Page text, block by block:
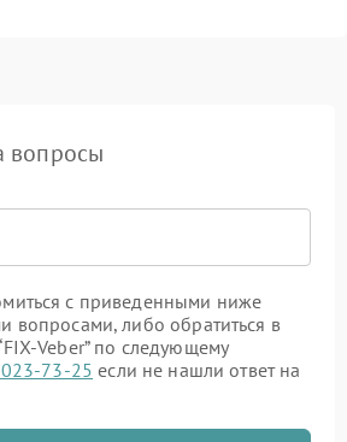
вопросы
с приведенными ниже
вопросами, либо обратиться в
Veber” по следующему
73-25 если не нашли ответ на